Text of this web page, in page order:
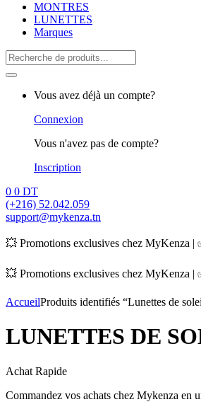
MONTRES
LUNETTES
Marques
Search
for:
Vous avez déjà un compte?
Connexion
Vous n'avez pas de compte?
Inscription
0 0 DT
(+216) 52.042.059
support@mykenza.tn
💥 Promotions exclusives chez MyKenza
💥 Promotions exclusives chez MyKenza
AccueilProduits identifiés “Lunettes de
LUNETTES DE
Achat Rapide
Commandez vos achats chez Mykenza en